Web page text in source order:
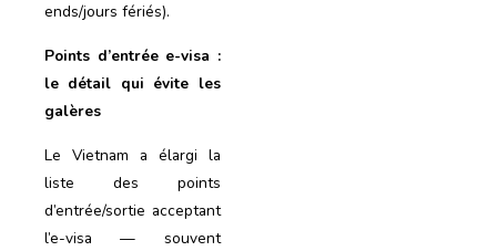
ends/jours fériés).
Points d’entrée e-visa :
le détail qui évite les
galères
Le Vietnam a élargi la
liste des points
d’entrée/sortie acceptant
l’e-visa — souvent